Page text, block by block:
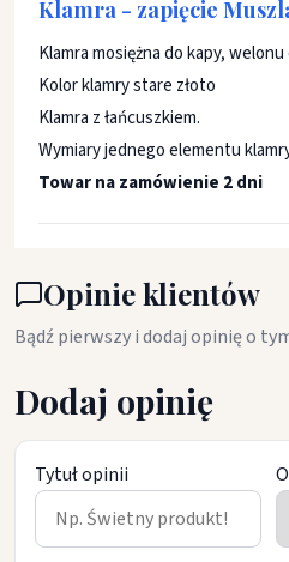
Klamra - zapięcie
Klamra mosiężna do kapy,
Kolor klamry stare złoto
Klamra z łańcuszkiem.
Wymiary jednego elementu
Towar na zamówienie 2 dni
Opinie klientów
Bądź pierwszy i dodaj opinię o
Dodaj opinię
Tytuł opinii